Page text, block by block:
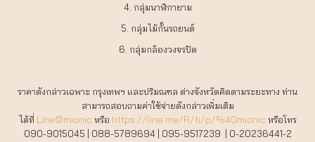
4. กลุ่มนาฬิกายาม
5. กลุ่มไม้กั้นรถยนต์
6. กลุ่มกล้องวงจรปิด
ราคาดังกล่าวเฉพาะ กรุงเทพฯ และปริมณฑล ต่างจังหวัดคิดตามระยะทาง ท่าน
สามารถสอบถามค่าใช้จ่ายดังกล่าวเพิ่มเติม
ได้ที่ Line@mionic หรือ https://line.me/R/ti/p/%40mionic หรือโทร
090-9015045 | 088-5789694 | 095-9517239 | 0-20236441-2